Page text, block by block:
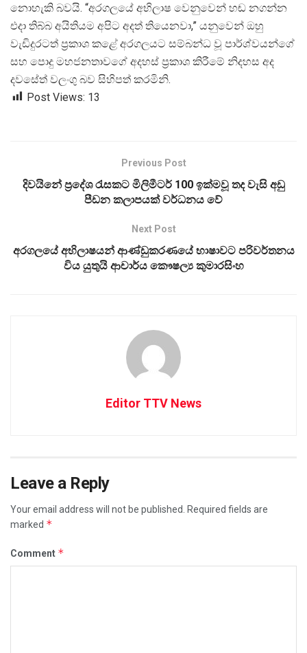
නොහැකි බවයි. “අරගලයේ අභිලාෂ වෙනුවෙන් හඬ නගන්න
එදා තිබ්බ අයිතියම අපිට අදත් තියෙනවා,” යනුවෙන් ඔහු
වැඩිදුරටත් ප්රකාශ කළේ අරගලයට සම්බන්ධ වූ පාර්ශ්වයන්ගේ
සහ පොදු මහජනතාවගේ අදහස් ප්රකාශ කිරීමේ නිදහස අද
දවසේත් වලංගු බව සිහිපත් කරමිනි.
Post Views: 13
Previous Post
දිවයිනේ ප්‍රදේශ රැසකට මිලිමීටර් 100 ඉක්මවූ තද වැසි අඩු
පීඩන කලාපයක් වර්ධනය වේ
Next Post
අරගලයේ අභිලාෂයන් ආණ්ඩුකරණයේ භාෂාවට පරිවර්තනය
විය යුතුයි ආචාර්ය කෞෂල්‍ය කුමාරසිංහ
Editor TTV News
Leave a Reply
Your email address will not be published.
Required fields are
marked *
Comment *